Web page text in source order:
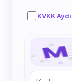
KVKK